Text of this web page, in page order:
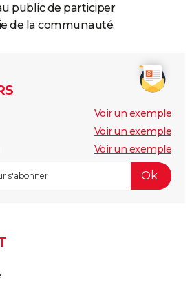
public de participer
de la communauté.
Voir un exemple
Voir un exemple
Voir un exemple